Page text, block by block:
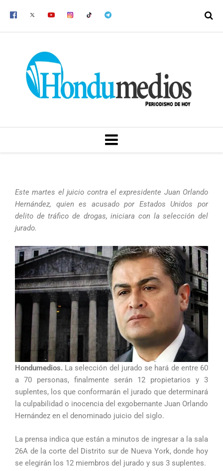
MENU
Este martes el juicio contra el expresidente Juan Orlando
Hernández, quien es acusado por Estados Unidos por
delito de tráfico de drogas, iniciara con la selección del
jurado.
Hondumedios. La selección del jurado se hará de entre 60
a 70 personas, finalmente serán 12 propietarios y 3
suplentes, los que conformarán el jurado que determinará
la culpabilidad o inocencia del exgobernante Juan Orlando
Hernández en el denominado juicio del siglo.
La prensa indica que están a minutos de ingresar a la sala
26A de la corte del Distrito sur de Nueva York, donde hoy
se elegirán los 12 miembros del jurado y sus 3 suplentes.